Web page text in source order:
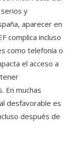
y
aparecer en
complica incluso
como telefonía o
el acceso a
En muchas
desfavorable es
después de